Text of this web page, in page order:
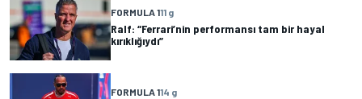
FORMULA 111 g
Ralf: “Ferrari’nin performansı tam bir hayal
kırıklığıydı”
FORMULA 114 g